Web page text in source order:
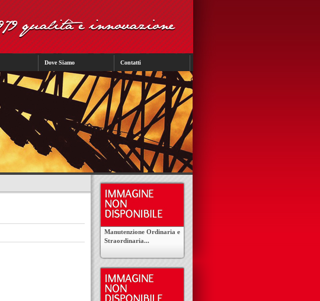
Dove Siamo Contatti
Manutenzione Ordinaria e
Straordinaria...